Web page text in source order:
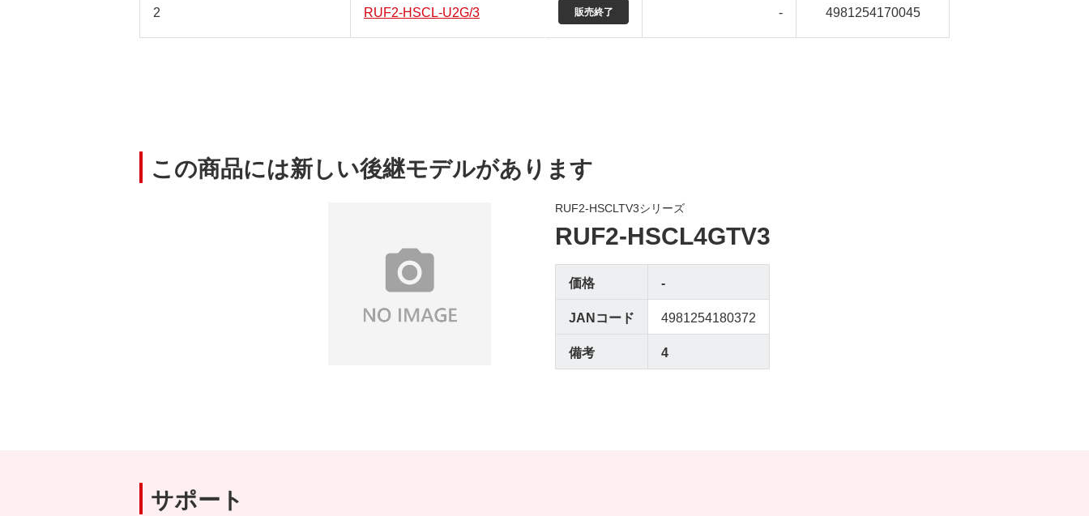
2 RUF2-HSCL-U2G/3 - 4981254170045
この商品には新しい後継モデルがあります
RUF2-HSCLTV3シリーズ
RUF2-HSCL4GTV3
価格
-
JANコード
4981254180372
備考
4
サポート